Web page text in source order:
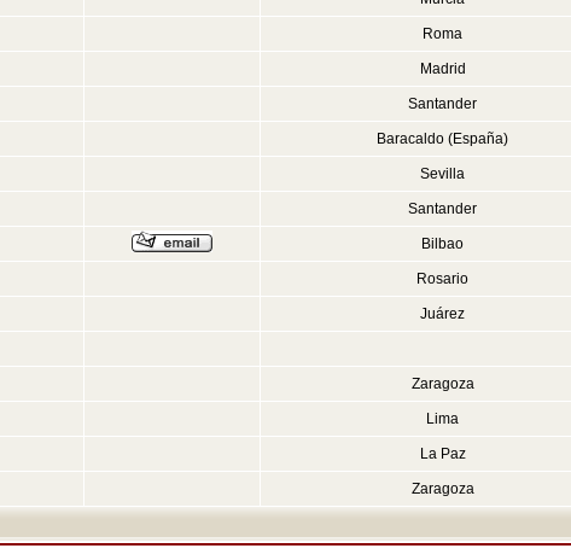
Roma
Madrid
Santander
Baracaldo (España)
Sevilla
Santander
Bilbao
Rosario
Juárez
Zaragoza
Lima
La Paz
Zaragoza